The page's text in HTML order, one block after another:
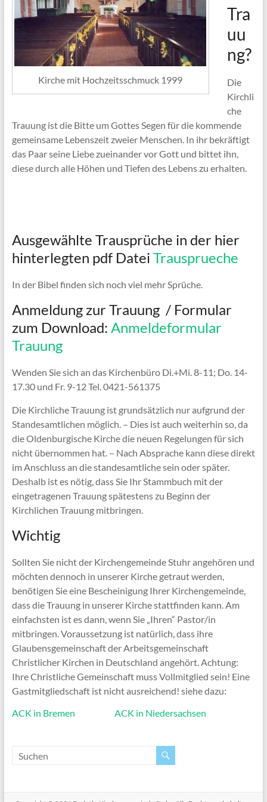
Kirche mit Hochzeitsschmuck 1999
Tra
uu
ng?
Die
Kirchli
che
Trauung ist die Bitte um Gottes Segen für die kommende
gemeinsame Lebenszeit zweier Menschen. In ihr bekräftigt
das Paar seine Liebe zueinander vor Gott und bittet ihn,
diese durch alle Höhen und Tiefen des Lebens zu erhalten.
Ausgewählte Trausprüche in der hier
hinterlegten pdf Datei Trausprueche
In der Bibel finden sich noch viel mehr Sprüche.
Anmeldung zur Trauung / Formular
zum Download: Anmeldeformular
Trauung
Wenden Sie sich an das Kirchenbüro Di.+Mi. 8-11; Do. 14-
17.30 und Fr. 9-12 Tel. 0421-561375
Die Kirchliche Trauung ist grundsätzlich nur aufgrund der
Standesamtlichen möglich. – Dies ist auch weiterhin so, da
dieOldenburgische Kirche die neuen Regelungen für sich
nicht übernommen hat. – Nach Absprache kann diese direkt
imAnschluss an die standesamtliche sein oder später.
Deshalb istes nötig, dass Sie Ihr Stammbuch mit der
eingetragenen Trauungspätestens zu Beginn der
Kirchlichen Trauung mitbringen.
Wichtig
Sollten Sie nicht der Kirchengemeinde Stuhr angehören und
möchten dennoch in unserer Kirche getraut werden,
benötigen Sie eine Bescheinigung Ihrer Kirchengemeinde,
dass die Trauung in unserer Kirche stattfinden kann. Am
einfachsten ist es dann,wenn Sie „Ihren“ Pastor/in
mitbringen. Voraussetzung ist natürlich, dass ihre
Glaubensgemeinschaft derArbeitsgemeinschaft
Christlicher Kirchen in Deutschland angehört. Achtung:
Ihre Christliche Gemeinschaft mussVollmitglied sein! Eine
Gastmitgliedschaft ist nicht ausreichend! siehe dazu:
ACK in Bremen
ACK in Niedersachsen